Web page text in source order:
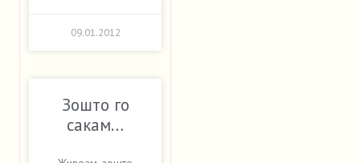
09.01.2012
Зошто го
сакам…